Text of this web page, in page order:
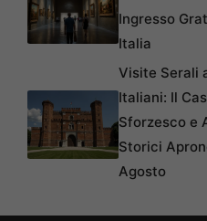
Ingresso
Italia
Visite Serali
Italiani: Il
Sforzesco e
Storici
Agosto